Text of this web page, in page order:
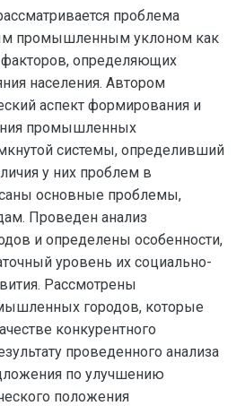
проблема
промышленным уклоном как
определяющих
населения. Автором
аспект формирования и
промышленных
системы, определивший
у них проблем в
основные проблемы,
Проведен анализ
и определены особенности,
уровень их социально-
Рассмотрены
городов, которые
конкурентного
проведенного анализа
по улучшению
положения